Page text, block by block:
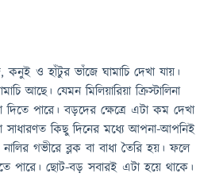
ও হাঁটুর ভাঁজে ঘামাচি দেখা যায়।
আছে। যেমন মিলিয়ারিয়া ক্রিস্টালিনা
দিতে পারে। বড়দের ক্ষেত্রে এটা কম দেখা
সাধারণত কিছু দিনের মধ্যে আপনা-আপনিই
নালির গভীরে ব্লক বা বাধা তৈরি হয়। ফলে
ছোট-বড় সবারই এটা হয়ে থাকে।